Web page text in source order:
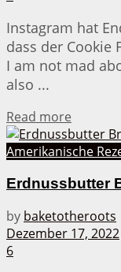
Instagram hat
dass der Cookie
I am not mad
also ...
Read more
Amerikanische
Erdnussbutter
by baketotheroots
Dezember 17, 2022
6